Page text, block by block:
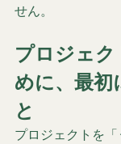
せん。
プロジェ
めに、最初
と
プロジェクトを